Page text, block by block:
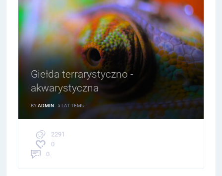
Giełda terrarystyczno -
akwarystyczna
BYADMIN- 5 LAT TEMU
2291
0
0